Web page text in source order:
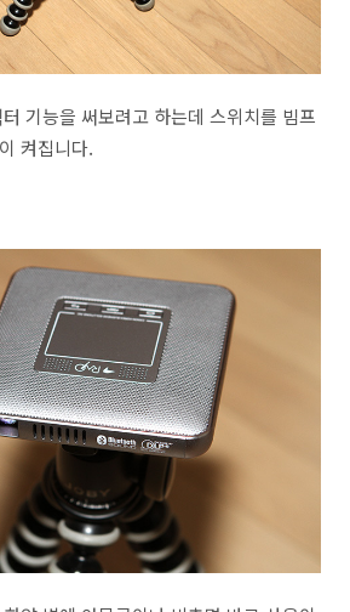
기능을 써보려고 하는데 스위치를 빔프
켜집니다.